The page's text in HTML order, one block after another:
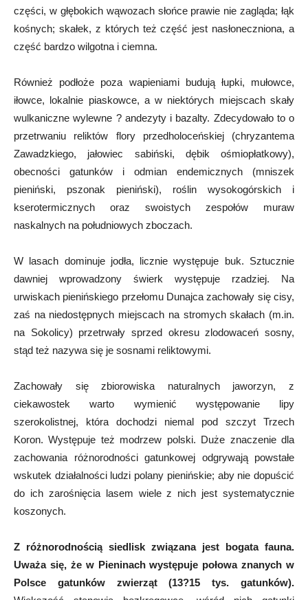
części, w głębokich wąwozach słońce prawie nie zagląda; łąk
kośnych; skałek, z których też część jest nasłoneczniona, a
część bardzo wilgotna i ciemna.
Również podłoże poza wapieniami budują łupki, mułowce,
iłowce, lokalnie piaskowce, a w niektórych miejscach skały
wulkaniczne wylewne ? andezyty i bazalty. Zdecydowało to o
przetrwaniu reliktów flory przedholoceńskiej (chryzantema
Zawadzkiego, jałowiec sabiński, dębik ośmiopłatkowy),
obecności gatunków i odmian endemicznych (mniszek
pieniński, pszonak pieniński), roślin wysokogórskich i
kserotermicznych oraz swoistych zespołów muraw
naskalnych na południowych zboczach.
W lasach dominuje jodła, licznie występuje buk. Sztucznie
dawniej wprowadzony świerk występuje rzadziej. Na
urwiskach pienińskiego przełomu Dunajca zachowały się cisy,
zaś na niedostępnych miejscach na stromych skałach (m.in.
na Sokolicy) przetrwały sprzed okresu zlodowaceń sosny,
stąd też nazywa się je sosnami reliktowymi.
Zachowały się zbiorowiska naturalnych jaworzyn, z
ciekawostek warto wymienić występowanie lipy
szerokolistnej, która dochodzi niemal pod szczyt Trzech
Koron. Występuje też modrzew polski. Duże znaczenie dla
zachowania różnorodności gatunkowej odgrywają powstałe
wskutek działalności ludzi polany pienińskie; aby nie dopuścić
do ich zarośnięcia lasem wiele z nich jest systematycznie
koszonych.
Z różnorodnością siedlisk związana jest bogata fauna.
Uważa się, że w Pieninach występuje połowa znanych w
Polsce gatunków zwierząt (13?15 tys. gatunków).